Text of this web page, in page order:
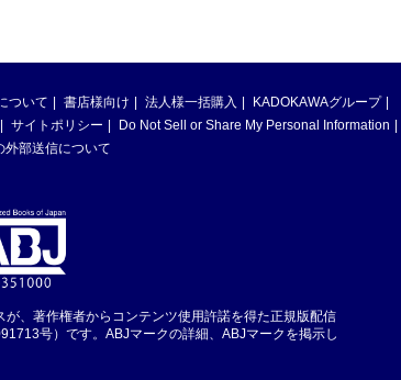
ついて 書店様向け 法人様一括購入
KADOKAWAグループ
サイトポリシー
Do Not Sell or Share My Personal Information
外部送信について
、著作権者からコンテンツ使用許諾を得た正規版配信
号）です。ABJマークの詳細、ABJマークを掲示し